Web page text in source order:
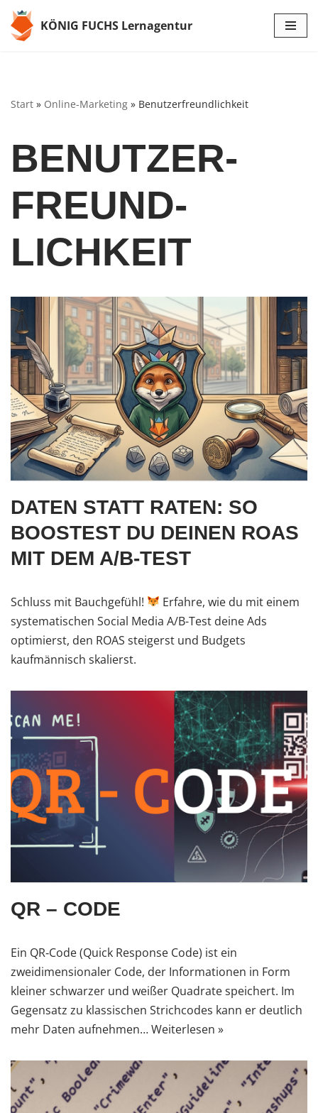
Zum
KÖNIG FUCHS Lernagentur
Start » Online-Marketing » Benutzer­freund­lichkeit
BENUTZER­
FREUND­
LICHKEIT
DATEN STATT RATEN: SO
BOOSTEST DU DEINEN ROAS
MIT DEM A/B-TEST
Schluss mit Bauchgefühl!
Erfahre, wie du mit einem
systematischen Social Media A/B-Test deine Ads
optimierst, den ROAS steigerst und Budgets
kaufmännisch skalierst.
QR – CODE
Ein QR‑Code (Quick Response Code) ist ein
zweidimensionaler Code, der Informationen in Form
kleiner schwarzer und weißer Quadrate speichert. Im
Gegensatz zu klassischen Strichcodes kann er deutlich
mehr Daten aufnehmen…Weiterlesen »